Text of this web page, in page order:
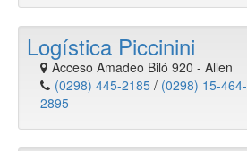
Logística Piccinini
Acceso Amadeo Biló 920 - Allen
(0298) 445-2185 / (0298) 15-464-
2895